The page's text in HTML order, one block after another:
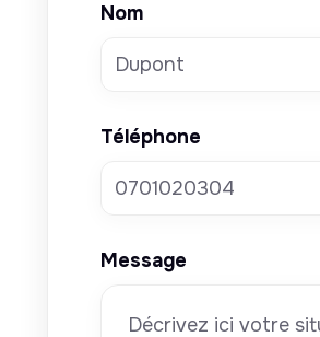
Nom
Téléphone
Message